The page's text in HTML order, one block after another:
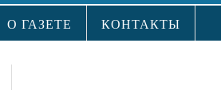
О ГАЗЕТЕ КОНТАКТЫ